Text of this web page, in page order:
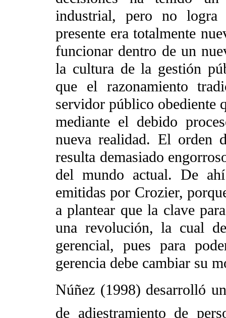
industrial, pero no logra
presente era totalmente
funcionar dentro de un
la cultura de la gestión
que el razonamiento
servidor público obediente
mediante el debido
nueva realidad. El orden
resulta demasiado
del mundo actual. De
emitidas por Crozier,
a plantear que la clave
una revolución, la cual
gerencial, pues para
gerencia debe cambiar su
Núñez (1998) desarrolló
de adiestramiento de